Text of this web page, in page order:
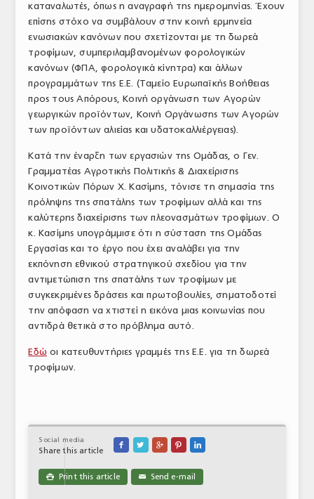
καταναλωτές, όπως η αναγραφή της ημερομηνίας. Έχουν
επίσης στόχο να συμβάλουν στην κοινή ερμηνεία
ενωσιακών κανόνων που σχετίζονται με τη δωρεά
τροφίμων, συμπεριλαμβανομένων φορολογικών
κανόνων (ΦΠΑ, φορολογικά κίνητρα) και άλλων
προγραμμάτων της Ε.Ε. (Ταμείο Ευρωπαϊκής Βοήθειας
προς τους Απόρους, Κοινή οργάνωση των Αγορών
γεωργικών προϊόντων, Κοινή Οργάνωσης των Αγορών
των προϊόντων αλιείας και υδατοκαλλιέργειας).
Κατά την έναρξη των εργασιών της Ομάδας, ο Γεν.
Γραμματέας Αγροτικής Πολιτικής & Διαχείρισης
Κοινοτικών Πόρων Χ. Κασίμης, τόνισε τη σημασία της
πρόληψης της σπατάλης των τροφίμων αλλά και της
καλύτερης διαχείρισης των πλεονασμάτων τροφίμων. Ο
κ. Κασίμης υπογράμμισε ότι η σύσταση της Ομάδας
Εργασίας και το έργο που έχει αναλάβει για την
εκπόνηση εθνικού στρατηγικού σχεδίου για την
αντιμετώπιση της σπατάλης των τροφίμων με
συγκεκριμένες δράσεις και πρωτοβουλίες, σηματοδοτεί
την απόφαση να χτιστεί η εικόνα μιας κοινωνίας που
αντιδρά θετικά στο πρόβλημα αυτό.
Εδώ οι κατευθυντήριες γραμμές της Ε.Ε. για τη δωρεά
τροφίμων.
Social media
Share this article
    
 Print this article ✉ Send e-mail